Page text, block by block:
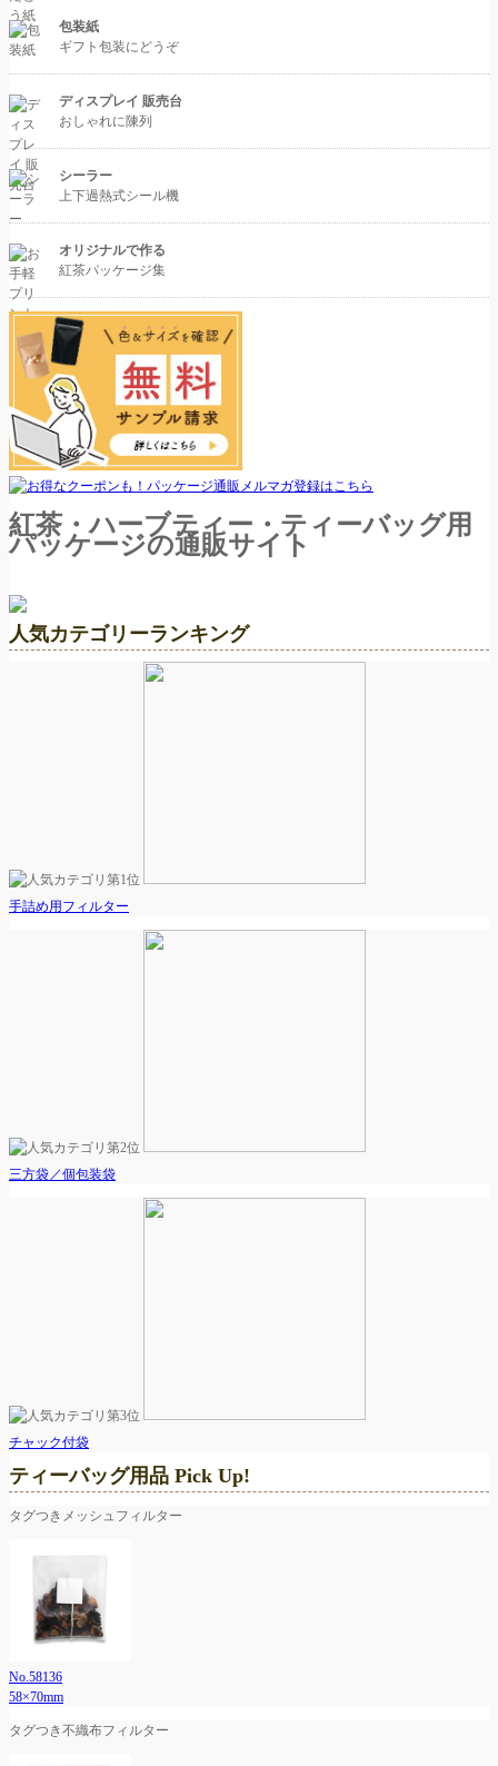
包装紙
ギフト包装にどうぞ
ディスプレイ 販売台
おしゃれに陳列
シーラー
上下過熱式シール機
オリジナルで作る
紅茶パッケージ集
紅茶・ハーブティー・ティーバッグ用
パッケージの通販サイト
人気カテゴリーランキング
手詰め用フィルター
三方袋／個包装袋
チャック付袋
ティーバッグ用品 Pick Up!
タグつきメッシュフィルター
No.58136
58×70mm
タグつき不織布フィルター